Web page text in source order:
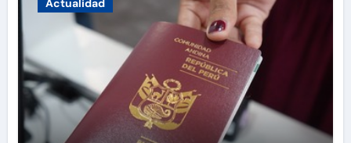
Actualidad